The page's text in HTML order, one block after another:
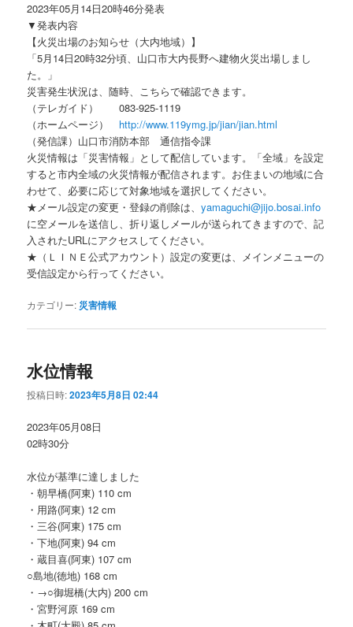
2023年05月14日20時46分発表
▼発表内容
【火災出場のお知らせ（大内地域）】
「5月14日20時32分頃、山口市大内長野へ建物火災出場しまし
た。」
災害発生状況は、随時、こちらで確認できます。
（テレガイド） 083-925-1119
（ホームページ） http://www.119ymg.jp/jian/jian.html
（発信課）山口市消防本部 通信指令課
火災情報は「災害情報」として配信しています。「全域」を設定
すると市内全域の火災情報が配信されます。お住まいの地域に合
わせて、必要に応じて対象地域を選択してください。
★メール設定の変更・登録の削除は、yamaguchi@jijo.bosai.info
に空メールを送信し、折り返しメールが送られてきますので、記
入されたURLにアクセスしてください。
★（ＬＩＮＥ公式アカウント）設定の変更は、メインメニューの
受信設定から行ってください。
カテゴリー: 災害情報
水位情報
投稿日時:2023年5月8日 02:44
2023年05月08日
02時30分
水位が基準に達しました
・朝早橋(阿東) 110 cm
・用路(阿東) 12 cm
・三谷(阿東) 175 cm
・下地(阿東) 94 cm
・蔵目喜(阿東) 107 cm
○島地(徳地) 168 cm
・→○御堀橋(大内) 200 cm
・宮野河原 169 cm